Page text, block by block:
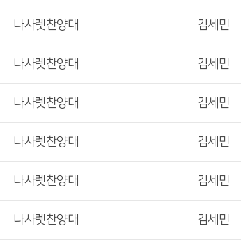
나사렛찬양대 김세민
나사렛찬양대 김세민
나사렛찬양대 김세민
나사렛찬양대 김세민
나사렛찬양대 김세민
나사렛찬양대 김세민